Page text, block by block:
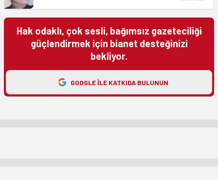
Hak odaklı, çok sesli, bağımsız gazeteciliği
güçlendirmek için bianet desteğinizi
bekliyor.
GOOGLE ILE KATKIDA BULUNUN